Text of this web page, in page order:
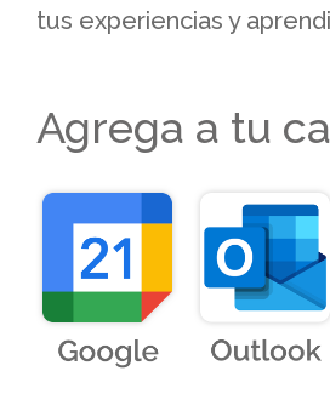
tus experiencias y
Agrega a tu